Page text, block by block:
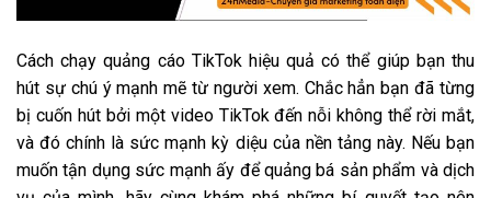
Cách chạy quảng cáo TikTok hiệu quả có thể giúp bạn thu
hút sự chú ý mạnh mẽ từ người xem. Chắc hẳn bạn đã từng
bị cuốn hút bởi một video TikTok đến nỗi không thể rời mắt,
và đó chính là sức mạnh kỳ diệu của nền tảng này. Nếu bạn
muốn tận dụng sức mạnh ấy để quảng bá sản phẩm và dịch